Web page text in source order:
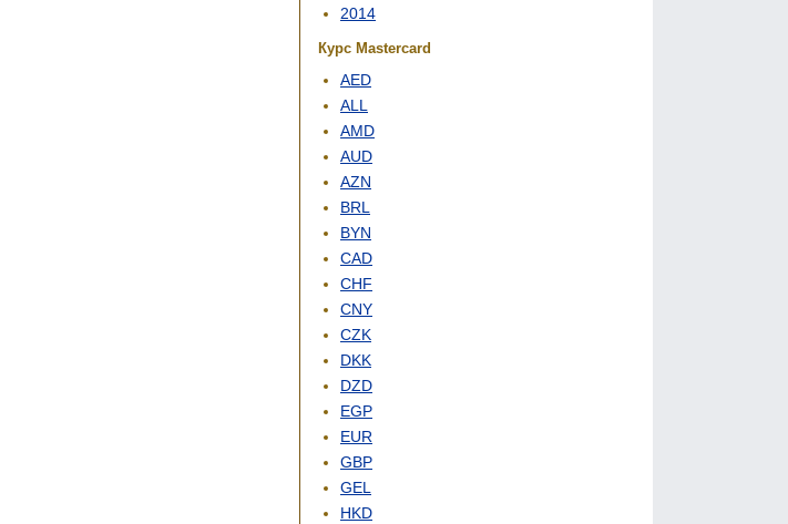
2014
Курс Mastercard
AED
ALL
AMD
AUD
AZN
BRL
BYN
CAD
CHF
CNY
CZK
DKK
DZD
EGP
EUR
GBP
GEL
HKD